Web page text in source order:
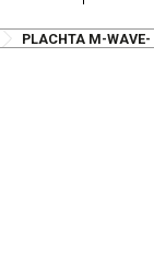
PLACHTA M-